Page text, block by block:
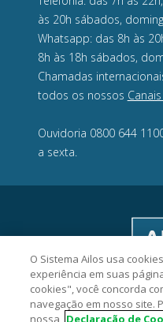
às 20h sábados,
Whatsapp: das 8h às
8h às 18h sábados,
Chamadas
todos os nossos
Ouvidoria 0800 644
a sexta.
O Sistema Ailos usa
experiência em suas
cookies", você concorda
navegação em nosso site.
nossa Declaração de